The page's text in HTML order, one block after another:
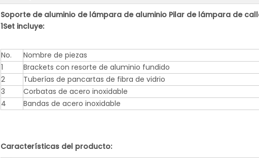
Soporte de aluminio de lámpara de aluminio Pilar de lámpara de
1Set incluye:
No. Nombre de piezas
1
Brackets con resorte de aluminio fundido
2
Tuberías de pancartas de fibra de vidrio
3
Corbatas de acero inoxidable
4
Bandas de acero inoxidable
Características del producto: